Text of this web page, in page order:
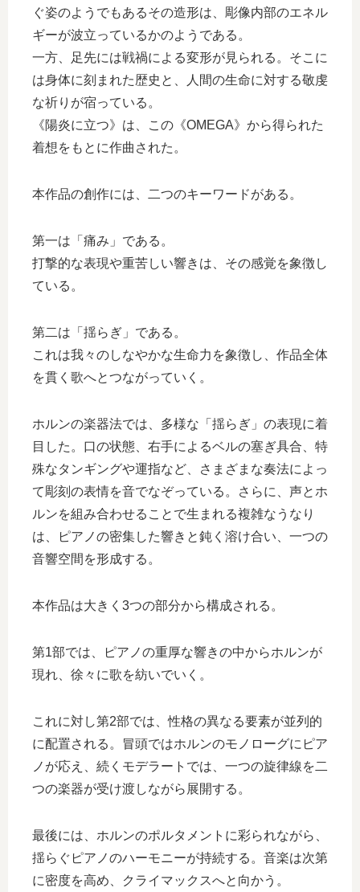
ぐ姿のようでもあるその造形は、彫像内部のエネル
ギーが波立っているかのようである。
一方、足先には戦禍による変形が見られる。そこに
は身体に刻まれた歴史と、人間の生命に対する敬虔
な祈りが宿っている。
《陽炎に立つ》は、この《OMEGA》から得られた
着想をもとに作曲された。
本作品の創作には、二つのキーワードがある。
第一は「痛み」である。
打撃的な表現や重苦しい響きは、その感覚を象徴し
ている。
第二は「揺らぎ」である。
これは我々のしなやかな生命力を象徴し、作品全体
を貫く歌へとつながっていく。
ホルンの楽器法では、多様な「揺らぎ」の表現に着
目した。口の状態、右手によるベルの塞ぎ具合、特
殊なタンギングや運指など、さまざまな奏法によっ
て彫刻の表情を音でなぞっている。さらに、声とホ
ルンを組み合わせることで生まれる複雑なうなり
は、ピアノの密集した響きと鈍く溶け合い、一つの
音響空間を形成する。
本作品は大きく3つの部分から構成される。
第1部では、ピアノの重厚な響きの中からホルンが
現れ、徐々に歌を紡いでいく。
これに対し第2部では、性格の異なる要素が並列的
に配置される。冒頭ではホルンのモノローグにピア
ノが応え、続くモデラートでは、一つの旋律線を二
つの楽器が受け渡しながら展開する。
最後には、ホルンのポルタメントに彩られながら、
揺らぐピアノのハーモニーが持続する。音楽は次第
に密度を高め、クライマックスへと向かう。